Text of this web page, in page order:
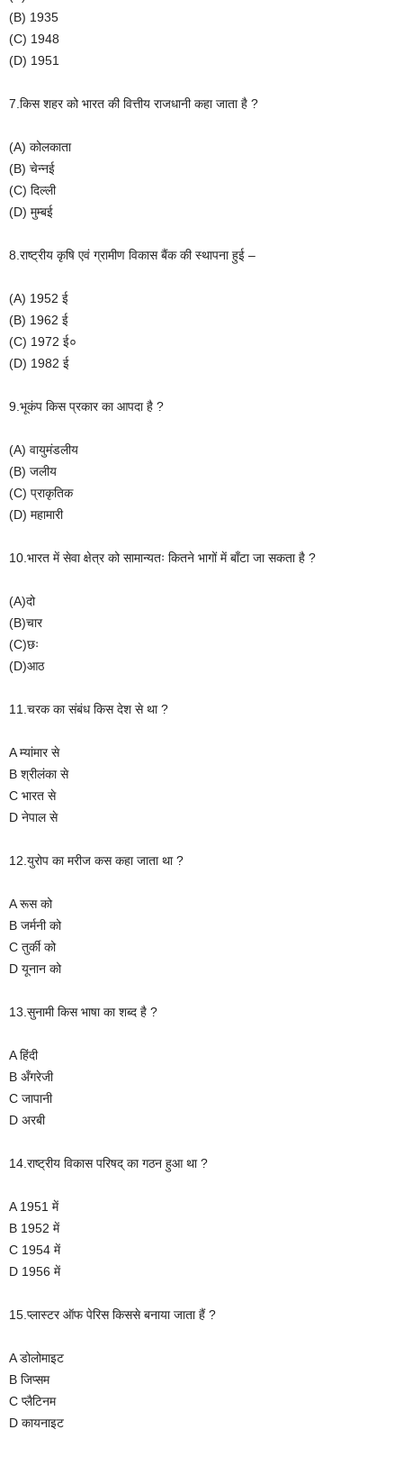
(B) 1935
(C) 1948
(D) 1951
7.किस शहर को भारत की वित्तीय राजधानी कहा जाता है ?
(A) कोलकाता
(B) चेन्नई
(C) दिल्ली
(D) मुम्बई
8.राष्ट्रीय कृषि एवं ग्रामीण विकास बैंक की स्थापना हुई –
(A) 1952 ई
(B) 1962 ई
(C) 1972 ई०
(D) 1982 ई
9.भूकंप किस प्रकार का आपदा है ?
(A) वायुमंडलीय
(B) जलीय
(C) प्राकृतिक
(D) महामारी
10.भारत में सेवा क्षेत्र को सामान्यतः कितने भागों में बाँटा जा सकता है ?
(A)दो
(B)चार
(C)छः
(D)आठ
11.चरक का संबंध किस देश से था ?
A म्यांमार से
B श्रीलंका से
C भारत से
D नेपाल से
12.युरोप का मरीज कस कहा जाता था ?
A रूस को
B जर्मनी को
C तुर्की को
D यूनान को
13.सुनामी किस भाषा का शब्द है ?
A हिंदी
B अँगरेजी
C जापानी
D अरबी
14.राष्ट्रीय विकास परिषद् का गठन हुआ था ?
A 1951 में
B 1952 में
C 1954 में
D 1956 में
15.प्लास्टर ऑफ पेरिस किससे बनाया जाता हैं ?
A डोलोमाइट
B जिप्सम
C प्लैटिनम
D कायनाइट